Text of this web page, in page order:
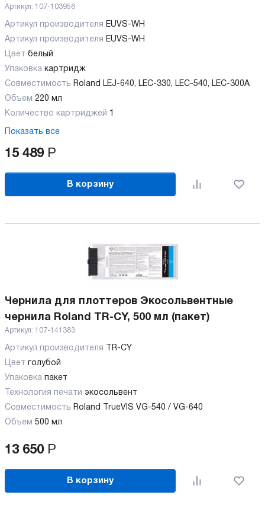
Артикул: 107-103956
Артикул производителя
EUVS-WH
Артикул производителя
EUVS-WH
Цвет белый
Упаковка картридж
Совместимость Roland LEJ-640, LEC-330, LEC-540, LEC-300А
Объем 220 мл
Количество картриджей
1
Показать все
15 489 Р
В корзину
Чернила для плоттеров Экосольвентные
чернила Roland TR-CY, 500 мл (пакет)
Артикул: 107-141383
Артикул производителя
TR-CY
Цвет голубой
Упаковка пакет
Технология печати экосольвент
Совместимость Roland TrueVIS VG-540 / VG-640
Объем 500 мл
13 650 Р
В корзину